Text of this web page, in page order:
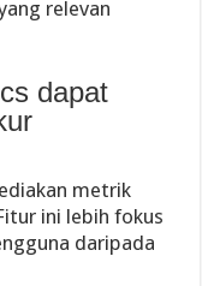
relevan
dapat
metrik
ini lebih fokus
daripada